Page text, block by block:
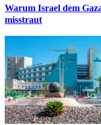
Warum Israel dem
misstraut